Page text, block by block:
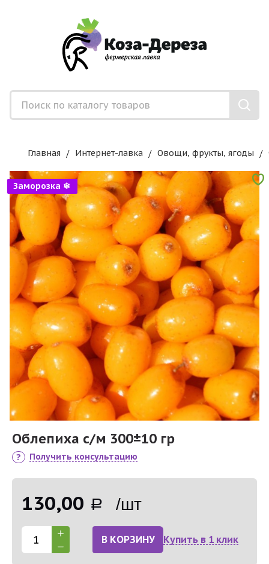
Главная Интернет-лавка Овощи, фрукты, ягоды
Заморозка ❄
Облепиха с/м 300±10 гр
Получить консультацию
130,00 Р /шт
В КОРЗИНУ Купить в 1 клик